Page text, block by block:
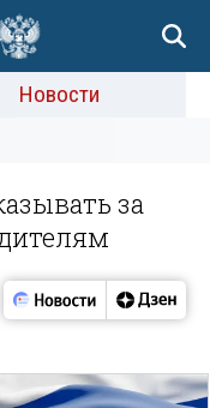
Новости
за